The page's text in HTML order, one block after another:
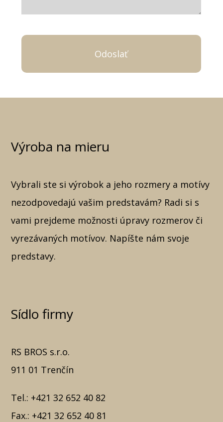
Výroba na mieru
Vybrali ste si výrobok a jeho rozmery a motívy
nezodpovedajú vašim predstavám? Radi si s
vami prejdeme možnosti úpravy rozmerov či
vyrezávaných motívov. Napíšte nám svoje
predstavy.
Sídlo firmy
RS BROS s.r.o.
911 01 Trenčín
Tel.: +421 32 652 40 82
Fax.: +421 32 652 40 81